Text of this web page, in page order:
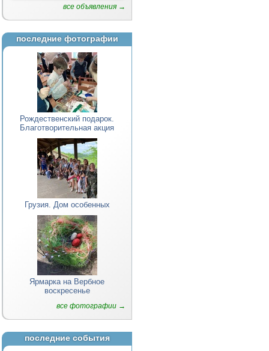
все объявления →
последние фотографии
Рождественский подарок.
Благотворительная акция
Грузия. Дом особенных
Ярмарка на Вербное
воскресенье
все фотографии →
последние события